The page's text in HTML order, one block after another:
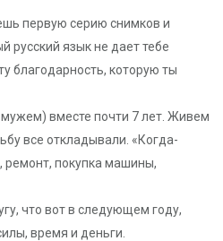
первую серию снимков и
русский язык не дает тебе
благодарность, которую ты
вместе почти 7 лет. Живем
все откладывали. «Когда-
ремонт, покупка машины,
что вот в следующем году,
время и деньги.